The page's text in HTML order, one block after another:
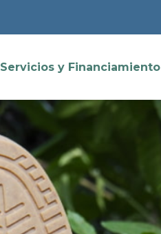
Servicios y Financiamiento